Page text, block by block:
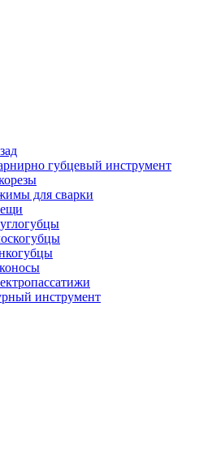
губцевый инструмент
для сварки
инструмент